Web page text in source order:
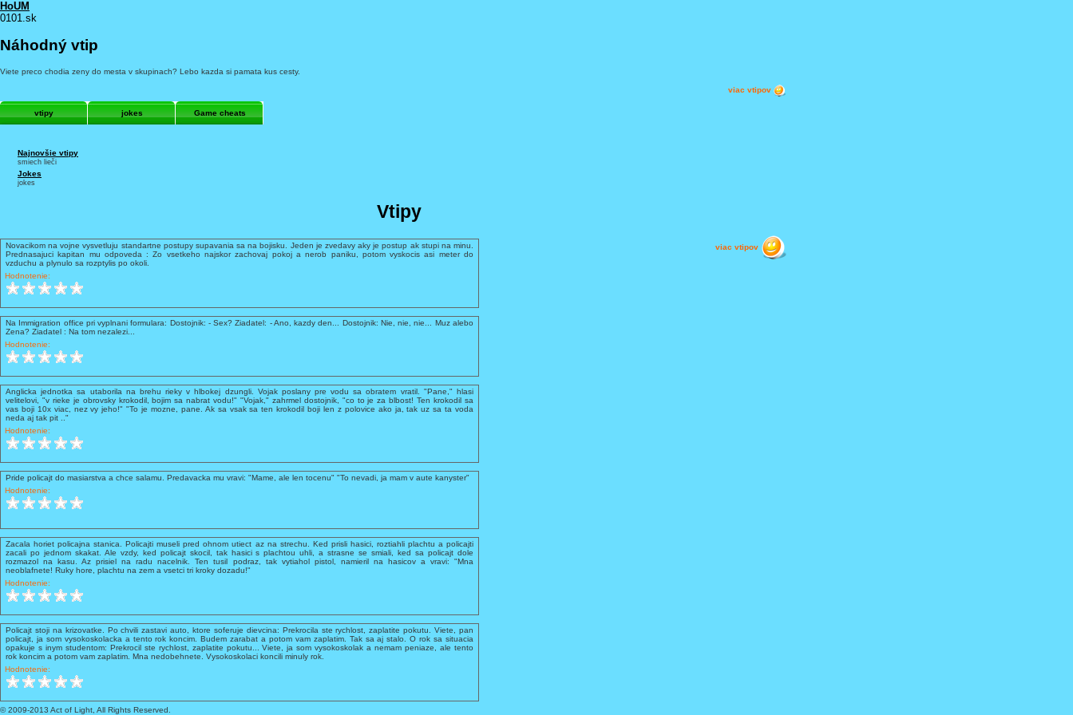
HoUM
0101.sk
Náhodný vtip
Viete preco chodia zeny do mesta v skupinach? Lebo kazda si pamata kus cesty.
viac vtipov
vtipy jokes Game cheats
Najnovšie vtipy
smiech lieči
Jokes
jokes
Vtipy
Novacikom na vojne vysvetluju standartne postupy supavania sa na bojisku. Jeden je zvedavy aky je postup ak stupi na minu.
Prednasajuci kapitan mu odpoveda : Zo vsetkeho najskor zachovaj pokoj a nerob paniku, potom vyskocis asi meter do
vzduchu a plynulo sa rozptylis po okoli.
Hodnotenie:
Na Immigration office pri vyplnani formulara: Dostojnik: - Sex? Ziadatel: - Ano, kazdy den... Dostojnik: Nie, nie, nie... Muz alebo
Zena? Ziadatel : Na tom nezalezi...
Hodnotenie:
Anglicka jednotka sa utaborila na brehu rieky v hlbokej dzungli. Vojak poslany pre vodu sa obratem vratil. "Pane," hlasi
velitelovi, "v rieke je obrovsky krokodil, bojim sa nabrat vodu!" "Vojak," zahrmel dostojnik, "co to je za blbost! Ten krokodil sa
vas boji 10x viac, nez vy jeho!" "To je mozne, pane. Ak sa vsak sa ten krokodil boji len z polovice ako ja, tak uz sa ta voda
neda aj tak pit .."
Hodnotenie:
Pride policajt do masiarstva a chce salamu. Predavacka mu vravi: "Mame, ale len tocenu" "To nevadi, ja mam v aute kanyster"
Hodnotenie:
Zacala horiet policajna stanica. Policajti museli pred ohnom utiect az na strechu. Ked prisli hasici, roztiahli plachtu a policajti
zacali po jednom skakat. Ale vzdy, ked policajt skocil, tak hasici s plachtou uhli, a strasne se smiali, ked sa policajt dole
rozmazol na kasu. Az prisiel na radu nacelnik. Ten tusil podraz, tak vytiahol pistol, namieril na hasicov a vravi: "Mna
neoblafnete! Ruky hore, plachtu na zem a vsetci tri kroky dozadu!"
Hodnotenie:
Policajt stoji na krizovatke. Po chvili zastavi auto, ktore soferuje dievcina: Prekrocila ste rychlost, zaplatite pokutu. Viete, pan
policajt, ja som vysokoskolacka a tento rok koncim. Budem zarabat a potom vam zaplatim. Tak sa aj stalo. O rok sa situacia
opakuje s inym studentom: Prekrocil ste rychlost, zaplatite pokutu... Viete, ja som vysokoskolak a nemam peniaze, ale tento
rok koncim a potom vam zaplatim. Mna nedobehnete. Vysokoskolaci koncili minuly rok.
Hodnotenie:
viac vtipov
© 2009-2013 Act of Light, All Rights Reserved.